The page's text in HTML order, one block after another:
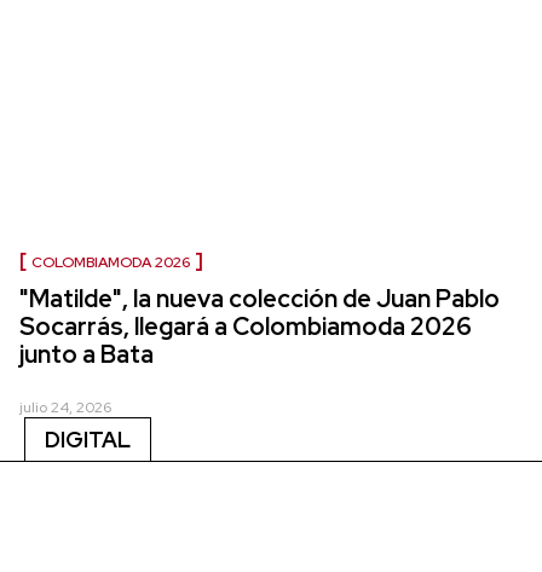
COLOMBIAMODA 2026
"Matilde", la nueva colección de Juan Pablo
Socarrás, llegará a Colombiamoda 2026
junto a Bata
julio 24, 2026
DIGITAL